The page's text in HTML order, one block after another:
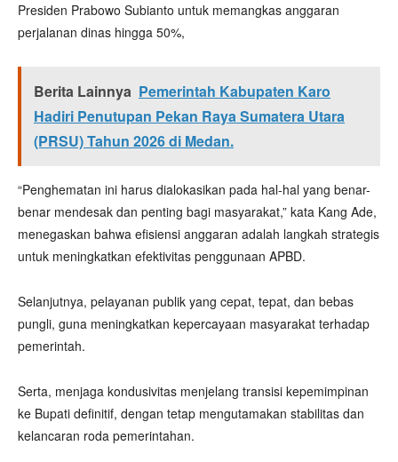
Presiden Prabowo Subianto untuk memangkas anggaran
perjalanan dinas hingga 50%,
Berita Lainnya Pemerintah Kabupaten Karo
Hadiri Penutupan Pekan Raya Sumatera Utara
(PRSU) Tahun 2026 di Medan.
“Penghematan ini harus dialokasikan pada hal-hal yang benar-
benar mendesak dan penting bagi masyarakat,” kata Kang Ade,
menegaskan bahwa efisiensi anggaran adalah langkah strategis
untuk meningkatkan efektivitas penggunaan APBD.
Selanjutnya, pelayanan publik yang cepat, tepat, dan bebas
pungli, guna meningkatkan kepercayaan masyarakat terhadap
pemerintah.
Serta, menjaga kondusivitas menjelang transisi kepemimpinan
ke Bupati definitif, dengan tetap mengutamakan stabilitas dan
kelancaran roda pemerintahan.